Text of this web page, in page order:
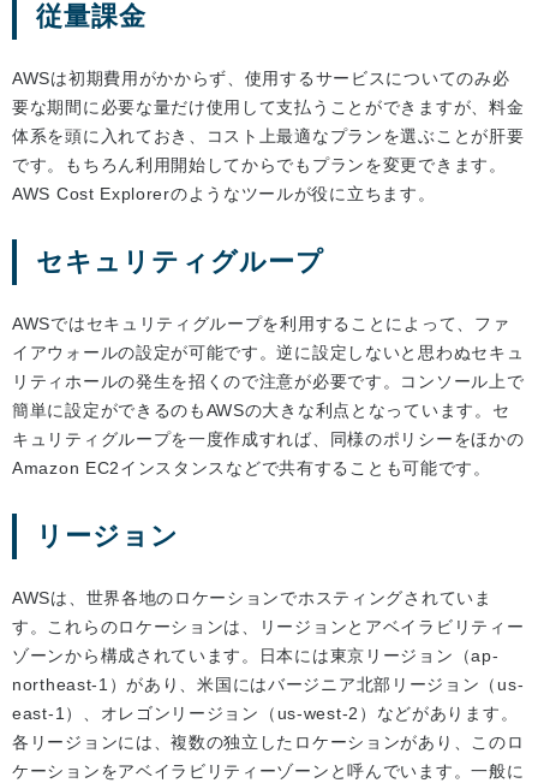
従量課金
AWSは初期費用がかからず、使用するサービスについてのみ必
要な期間に必要な量だけ使用して支払うことができますが、料金
体系を頭に入れておき、コスト上最適なプランを選ぶことが肝要
です。もちろん利用開始してからでもプランを変更できます。
AWS Cost Explorerのようなツールが役に立ちます。
セキュリティグループ
AWSではセキュリティグループを利用することによって、ファ
イアウォールの設定が可能です。逆に設定しないと思わぬセキュ
リティホールの発生を招くので注意が必要です。コンソール上で
簡単に設定ができるのもAWSの大きな利点となっています。セ
キュリティグループを一度作成すれば、同様のポリシーをほかの
Amazon EC2インスタンスなどで共有することも可能です。
リージョン
AWSは、世界各地のロケーションでホスティングされていま
す。これらのロケーションは、リージョンとアベイラビリティー
ゾーンから構成されています。日本には東京リージョン（ap-
northeast-1）があり、米国にはバージニア北部リージョン（us-
east-1）、オレゴンリージョン（us-west-2）などがあります。
各リージョンには、複数の独立したロケーションがあり、このロ
ケーションをアベイラビリティーゾーンと呼んでいます。一般に